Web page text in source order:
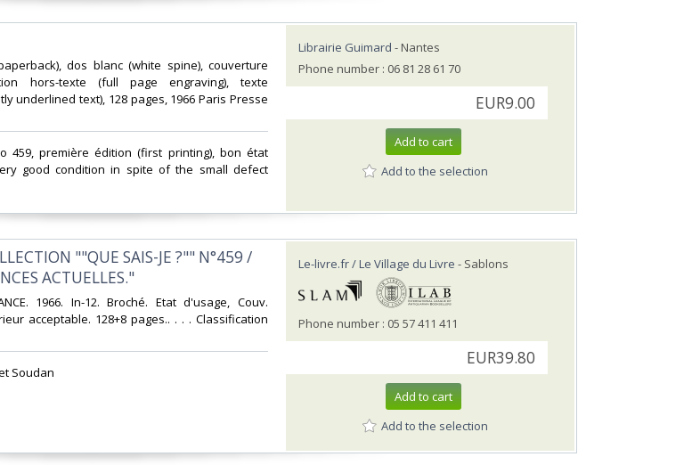
dos blanc (white spine), couverture
hors-texte (full page engraving), texte
underlined text), 128 pages, 1966 Paris Presse
459, première édition (first printing), bon état
good condition in spite of the small defect
Librairie Guimard - Nantes
Phone number : 06 81 28 61 70
EUR9.00
Add to cart
Add to the selection
""QUE SAIS-JE ?"" N°459 /
ACTUELLES."‎
1966. In-12. Broché. Etat d'usage, Couv.
acceptable. 128+8 pages.. . . . Classification
Soudan‎
Le-livre.fr / Le Village du Livre - Sablons
Phone number : 05 57 411 411
EUR39.80
Add to cart
Add to the selection